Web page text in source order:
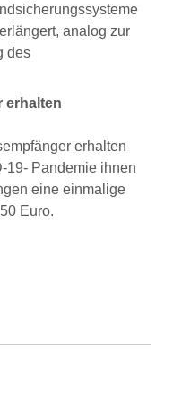
analog zur
des
erhalten
erhalten
19- Pandemie ihnen
eine einmalige
Euro.